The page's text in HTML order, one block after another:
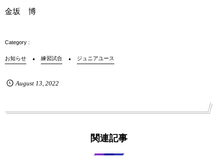
金坂 博
お知らせ 練習試合 ジュニアユース
August 13, 2022
関連記事